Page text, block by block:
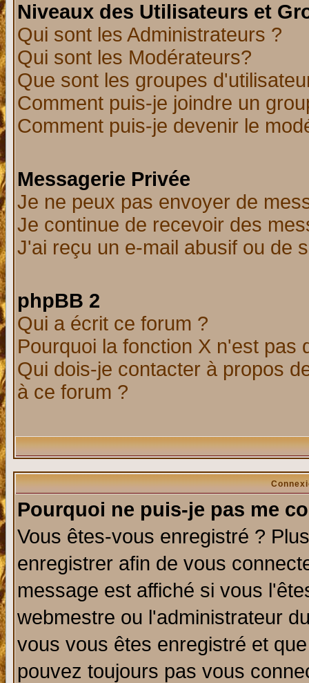
Niveaux des Utilisateurs et
Qui sont les Administrateurs ?
Qui sont les Modérateurs?
Que sont les groupes
Comment puis-je joindre un
Comment puis-je devenir le
Messagerie Privée
Je ne peux pas envoyer de
Je continue de recevoir des
J'ai reçu un e-mail abusif ou de
phpBB 2
Qui a écrit ce forum ?
Pourquoi la fonction X n'est pas
Qui dois-je contacter à propos
à ce forum ?
Pourquoi ne puis-je pas me
Vous êtes-vous enregistré ?
enregistrer afin de vous
message est affiché si vous
webmestre ou l'administrateur
vous vous êtes enregistré et
pouvez toujours pas vous